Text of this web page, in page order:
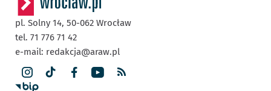
pl. Solny 14, 50-062 Wrocław
tel. 71 776 71 42
e-mail: redakcja@araw.pl